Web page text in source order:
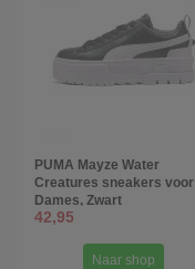
PUMA Mayze Water
Creatures sneakers voor
Dames, Zwart
42,95
Naar shop